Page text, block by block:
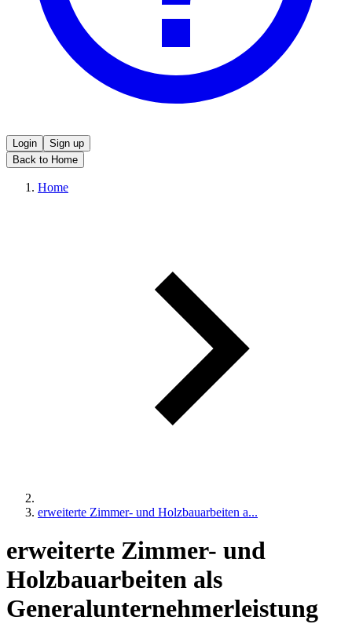
Login
Sign up
Back to Home
Home
erweiterte Zimmer- und Holzbauarbeiten a...
erweiterte Zimmer- und
Holzbauarbeiten als
Generalunternehmerleistung